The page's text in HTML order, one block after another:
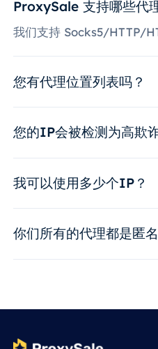
ProxySale 支持哪些代
我们支持 Socks5/HTTP/
您有代理位置列表吗？
您的IP会被检测为高欺
我可以使用多少个IP？
你们所有的代理都是匿